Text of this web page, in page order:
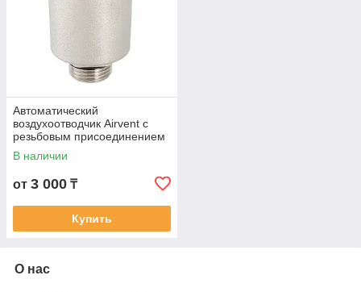
Автоматический
воздухоотводчик Airvent с
резьбовым присоединением
В наличии
от 3 000 ₸
Купить
О нас